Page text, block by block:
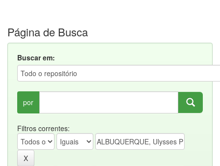
Página de Busca
Buscar em:
por
Filtros correntes: